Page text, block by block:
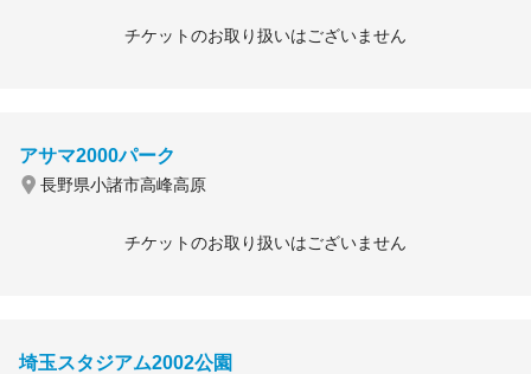
チケットのお取り扱いはございません
アサマ2000パーク
長野県小諸市高峰高原
チケットのお取り扱いはございません
埼玉スタジアム2002公園